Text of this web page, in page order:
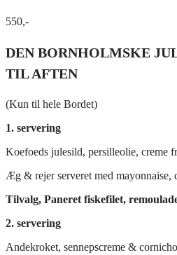
550,-
DEN BORNHOLMSKE
TIL AFTEN
(Kun til hele Bordet)
1. servering
Koefoeds julesild, persilleolie, creme
Æg & rejer serveret med mayonnaise,
Tilvalg, Paneret fiskefilet,
2. servering
Andekroket, sennepscreme &